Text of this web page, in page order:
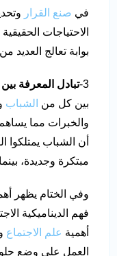
في صنع القرار
الاحتياجات
بوابة تعالج العديد
3- تبادل المعرفة بين
بين كل من الشباب
والخبرات مما
أن الشباب
مبتكرة وجديدة،
وفي الختام يظهر
فهم الديناميكية
أهمية علم الاجتماع
العمل على وضع